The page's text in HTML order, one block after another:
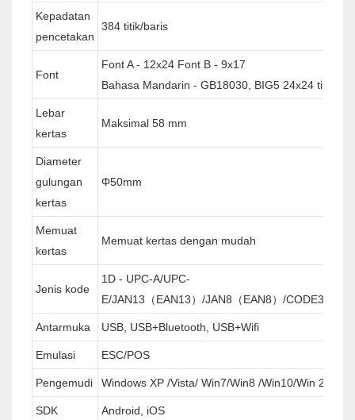
Kepadatan
pencetakan
384 titik/baris
Font
Font A - 12x24 Font B - 9x17
Bahasa Mandarin - GB18030, BIG5 24x24 titik
Lebar
kertas
Maksimal 58 mm
Diameter
gulungan
kertas
Φ50mm
Memuat
kertas
Memuat kertas dengan mudah
Jenis kode
1D - UPC-A/UPC-
E/JAN13（EAN13）/JAN8（EAN8）/CODE39/
Antarmuka USB, USB+Bluetooth, USB+Wifi
Emulasi ESC/POS
Pengemudi Windows XP /Vista/ Win7/Win8 /Win10/Win 2000/
SDK Android, iOS